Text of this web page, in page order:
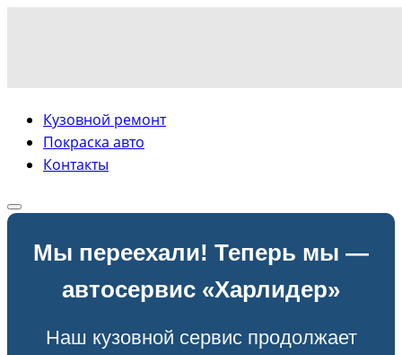
Кузовной ремонт
Покраска авто
Контакты
Мы переехали! Теперь мы —
автосервис «Харлидер»
Наш кузовной сервис продолжает